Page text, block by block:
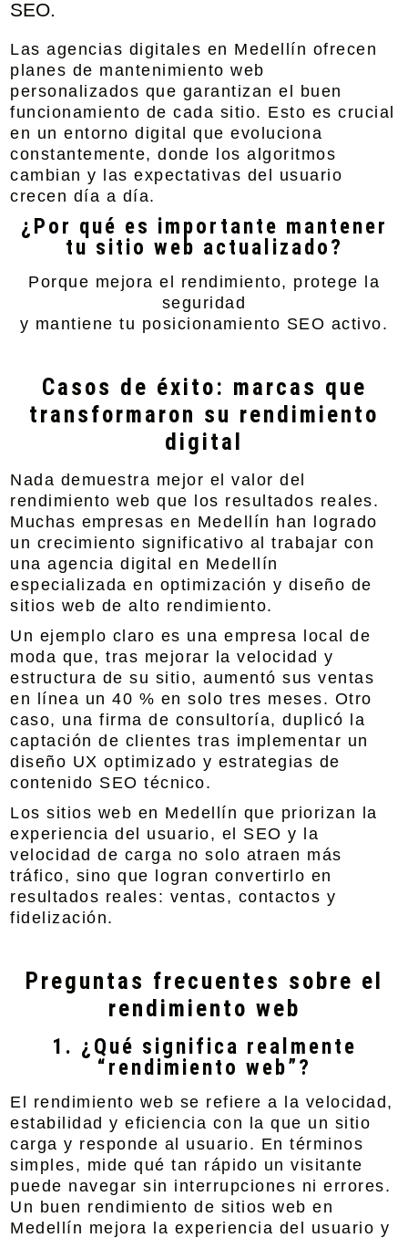
SEO.
Las agencias digitales en Medellín ofrecen
planes de mantenimiento web
personalizados que garantizan el buen
funcionamiento de cada sitio. Esto es crucial
en un entorno digital que evoluciona
constantemente, donde los algoritmos
cambian y las expectativas del usuario
crecen día a día.
¿Por qué es importante mantener
tu sitio web actualizado?
Porque mejora el rendimiento, protege la
seguridad
y mantiene tu posicionamiento SEO activo.
Casos de éxito: marcas que
transformaron su rendimiento
digital
Nada demuestra mejor el valor del
rendimiento web que los resultados reales.
Muchas empresas en Medellín han logrado
un crecimiento significativo al trabajar con
una agencia digital en Medellín
especializada en optimización y diseño de
sitios web de alto rendimiento.
Un ejemplo claro es una empresa local de
moda que, tras mejorar la velocidad y
estructura de su sitio, aumentó sus ventas
en línea un 40 % en solo tres meses. Otro
caso, una firma de consultoría, duplicó la
captación de clientes tras implementar un
diseño UX optimizado y estrategias de
contenido SEO técnico.
Los sitios web en Medellín que priorizan la
experiencia del usuario, el SEO y la
velocidad de carga no solo atraen más
tráfico, sino que logran convertirlo en
resultados reales: ventas, contactos y
fidelización.
Preguntas frecuentes sobre el
rendimiento web
1. ¿Qué significa realmente
“rendimiento web”?
El rendimiento web se refiere a la velocidad,
estabilidad y eficiencia con la que un sitio
carga y responde al usuario. En términos
simples, mide qué tan rápido un visitante
puede navegar sin interrupciones ni errores.
Un buen rendimiento de sitios web en
Medellín mejora la experiencia del usuario y